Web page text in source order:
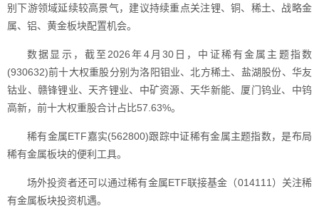
别下游领域延续较高景气，建议持续重点关注锂、铜、稀土、战略金
属、铝、黄金板块配置机会。
数据显示，截至2026年4月30日，中证稀有金属主题指数
(930632)前十大权重股分别为洛阳钼业、北方稀土、盐湖股份、华友
钴业、赣锋锂业、天齐锂业、中矿资源、天华新能、厦门钨业、中钨
高新，前十大权重股合计占比57.63%。
稀有金属ETF嘉实(562800)跟踪中证稀有金属主题指数，是布局
稀有金属板块的便利工具。
场外投资者还可以通过稀有金属ETF联接基金（014111）关注稀
有金属板块投资机遇。